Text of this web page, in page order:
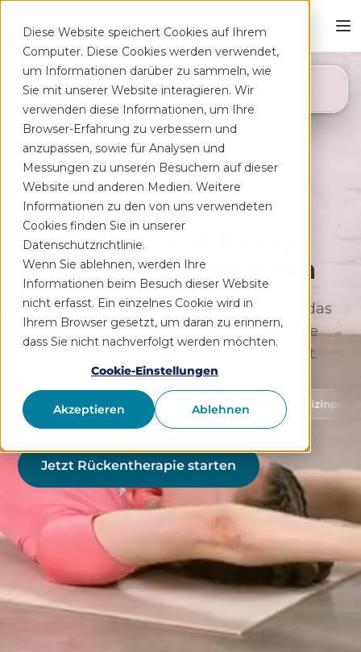
Diese Website speichert Cookies auf Ihrem
Computer. Diese Cookies werden verwendet,
um Informationen darüber zu sammeln, wie
Sie mit unserer Website interagieren. Wir
verwenden diese Informationen, um Ihre
Browser-Erfahrung zu verbessern und
anzupassen, sowie für Analysen und
Messungen zu unseren Besuchern auf dieser
Website und anderen Medien. Weitere
Informationen zu den von uns verwendeten
Cookies finden Sie in unserer
Datenschutzrichtlinie.
Wenn Sie ablehnen, werden Ihre
Informationen beim Besuch dieser Website
nicht erfasst. Ein einzelnes Cookie wird in
Ihrem Browser gesetzt, um daran zu erinnern,
dass Sie nicht nachverfolgt werden möchten.
Cookie-Einstellungen
Akzeptieren Ablehnen
Deine App auf Rezept
bei Rücken­schmerzen
Therapeutisches Training für zu Hause, das
sich flexibel deinem Alltag anpasst. Ohne
lange Wartezeiten, kostenfrei auf Rezept.
Schutz von Gesundheitsdaten Medizinprodukt
Jetzt Rückentherapie starten